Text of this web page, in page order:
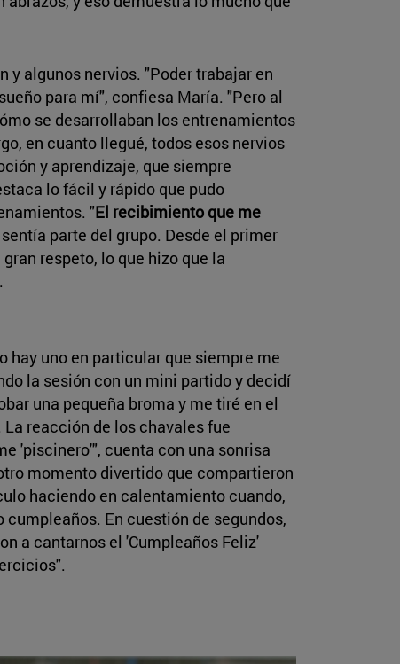
y algunos nervios. "Poder trabajar en
para mí", confiesa María. "Pero al
se desarrollaban los entrenamientos
en cuanto llegué, todos esos nervios
y aprendizaje, que siempre
lo fácil y rápido que pudo
"El recibimiento que me
parte del grupo. Desde el primer
respeto, lo que hizo que la
hay uno en particular que siempre me
la sesión con un mini partido y decidí
una pequeña broma y me tiré en el
reacción de los chavales fue
'piscinero'", cuenta con una sonrisa
momento divertido que compartieron
haciendo en calentamiento cuando,
En cuestión de segundos,
a cantarnos el 'Cumpleaños Feliz'